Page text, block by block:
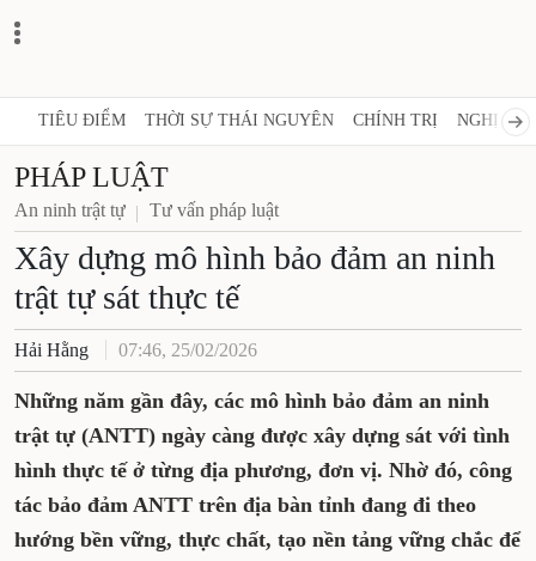
TIÊU ĐIỂM THỜI SỰ THÁI NGUYÊN CHÍNH TRỊ NGHỊ
PHÁP LUẬT
An ninh trật tự Tư vấn pháp luật
Xây dựng mô hình bảo đảm an ninh
trật tự sát thực tế
Hải Hằng 07:46, 25/02/2026
Những năm gần đây, các mô hình bảo đảm an ninh
trật tự (ANTT) ngày càng được xây dựng sát với tình
hình thực tế ở từng địa phương, đơn vị. Nhờ đó, công
tác bảo đảm ANTT trên địa bàn tỉnh đang đi theo
hướng bền vững, thực chất, tạo nền tảng vững chắc để